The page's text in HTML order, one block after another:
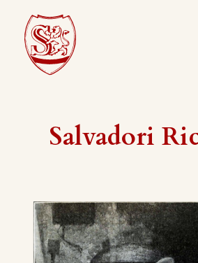
Salvadori